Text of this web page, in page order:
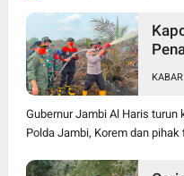
TNI-
Gubernur Jambi Al Haris
Polda Jambi, Korem dan